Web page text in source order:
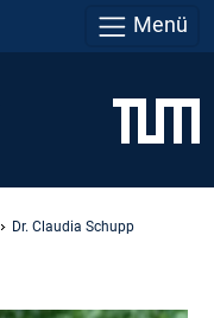
Menü
Dr. Claudia Schupp